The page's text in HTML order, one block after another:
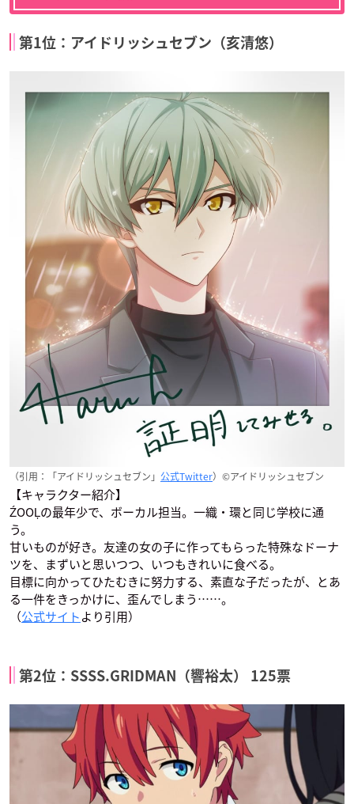
乗田大地
ケンガンアシュラ
呉変造
第1位：アイドリッシュセブン（亥清悠）
（引用：「アイドリッシュセブン」 公式Twitter）©アイドリッシュセブン
【キャラクター紹介】
ŹOOĻの最年少で、ボーカル担当。一織・環と同じ学校に通
う。
甘いものが好き。友達の女の子に作ってもらった特殊なドーナ
ツを、まずいと思いつつ、いつもきれいに食べる。
目標に向かってひたむきに努力する、素直な子だったが、とあ
る一件をきっかけに、歪んでしまう……。
（公式サイトより引用）
第2位：SSSS.GRIDMAN（響裕太） 125票